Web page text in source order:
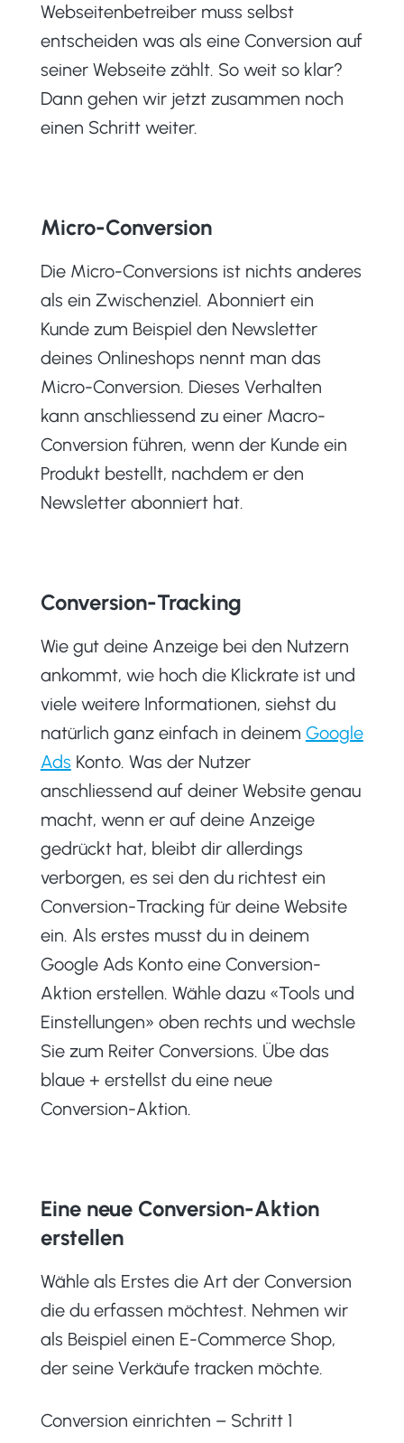
Webseitenbetreiber muss selbst
entscheiden was als eine Conversion auf
seiner Webseite zählt. So weit so klar?
Dann gehen wir jetzt zusammen noch
einen Schritt weiter.
Micro-Conversion
Die Micro-Conversions ist nichts anderes
als ein Zwischenziel. Abonniert ein
Kunde zum Beispiel den Newsletter
deines Onlineshops nennt man das
Micro-Conversion. Dieses Verhalten
kann anschliessend zu einer Macro-
Conversion führen, wenn der Kunde ein
Produkt bestellt, nachdem er den
Newsletter abonniert hat.
Conversion-Tracking
Wie gut deine Anzeige bei den Nutzern
ankommt, wie hoch die Klickrate ist und
viele weitere Informationen, siehst du
natürlich ganz einfach in deinem Google
Ads Konto. Was der Nutzer
anschliessend auf deiner Website genau
macht, wenn er auf deine Anzeige
gedrückt hat, bleibt dir allerdings
verborgen, es sei den du richtest ein
Conversion-Tracking für deine Website
ein. Als erstes musst du in deinem
Google Ads Konto eine Conversion-
Aktion erstellen. Wähle dazu «Tools und
Einstellungen» oben rechts und wechsle
Sie zum Reiter Conversions. Übe das
blaue + erstellst du eine neue
Conversion-Aktion.
Eine neue Conversion-Aktion
erstellen
Wähle als Erstes die Art der Conversion
die du erfassen möchtest. Nehmen wir
als Beispiel einen E-Commerce Shop,
der seine Verkäufe tracken möchte.
Conversion einrichten – Schritt 1